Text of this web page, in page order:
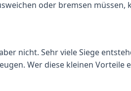
oder bremsen müssen,
nicht. Sehr viele Siege
Wer diese kleinen Vorteile